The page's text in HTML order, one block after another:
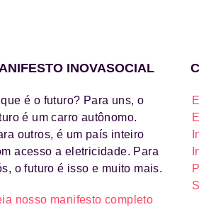
INOVASOCIAL
é o futuro? Para uns, o
é um carro autônomo.
outros, é um país inteiro
acesso a eletricidade. Para
o futuro é isso e muito mais.
nosso manifesto completo